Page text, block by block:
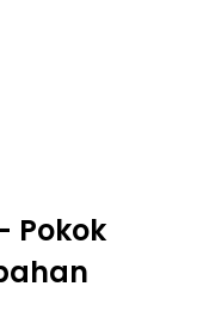
Pokok